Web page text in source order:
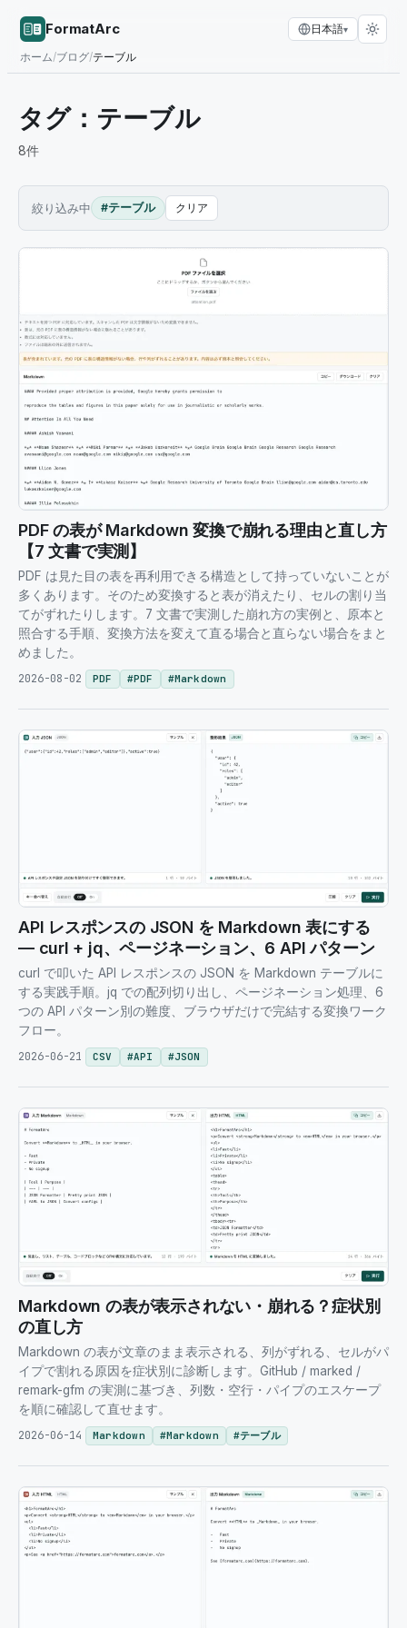
FormatArc
ホーム/ブログ/テーブル
日本語▾
タグ： テーブル
8件
絞り込み中 #テーブル クリア
PDF の表が Markdown 変換で崩れる理由と直し方
【7 文書で実測】
PDF は見た目の表を再利用できる構造として持っていないことが
多くあります。そのため変換すると表が消えたり、セルの割り当
てがずれたりします。7 文書で実測した崩れ方の実例と、原本と
照合する手順、変換方法を変えて直る場合と直らない場合をまと
めました。
2026-08-02
PDF #PDF #Markdown
API レスポンスの JSON を Markdown 表にする
— curl + jq、ページネーション、6 API パターン
curl で叩いた API レスポンスの JSON を Markdown テーブルに
する実践手順。jq での配列切り出し、ページネーション処理、6
つの API パターン別の難度、ブラウザだけで完結する変換ワーク
フロー。
2026-06-21
CSV #API #JSON
Markdown の表が表示されない・崩れる？症状別
の直し方
Markdown の表が文章のまま表示される、列がずれる、セルがパ
イプで割れる原因を症状別に診断します。GitHub / marked /
remark-gfm の実測に基づき、列数・空行・パイプのエスケープ
を順に確認して直せます。
2026-06-14
Markdown #Markdown #テーブル